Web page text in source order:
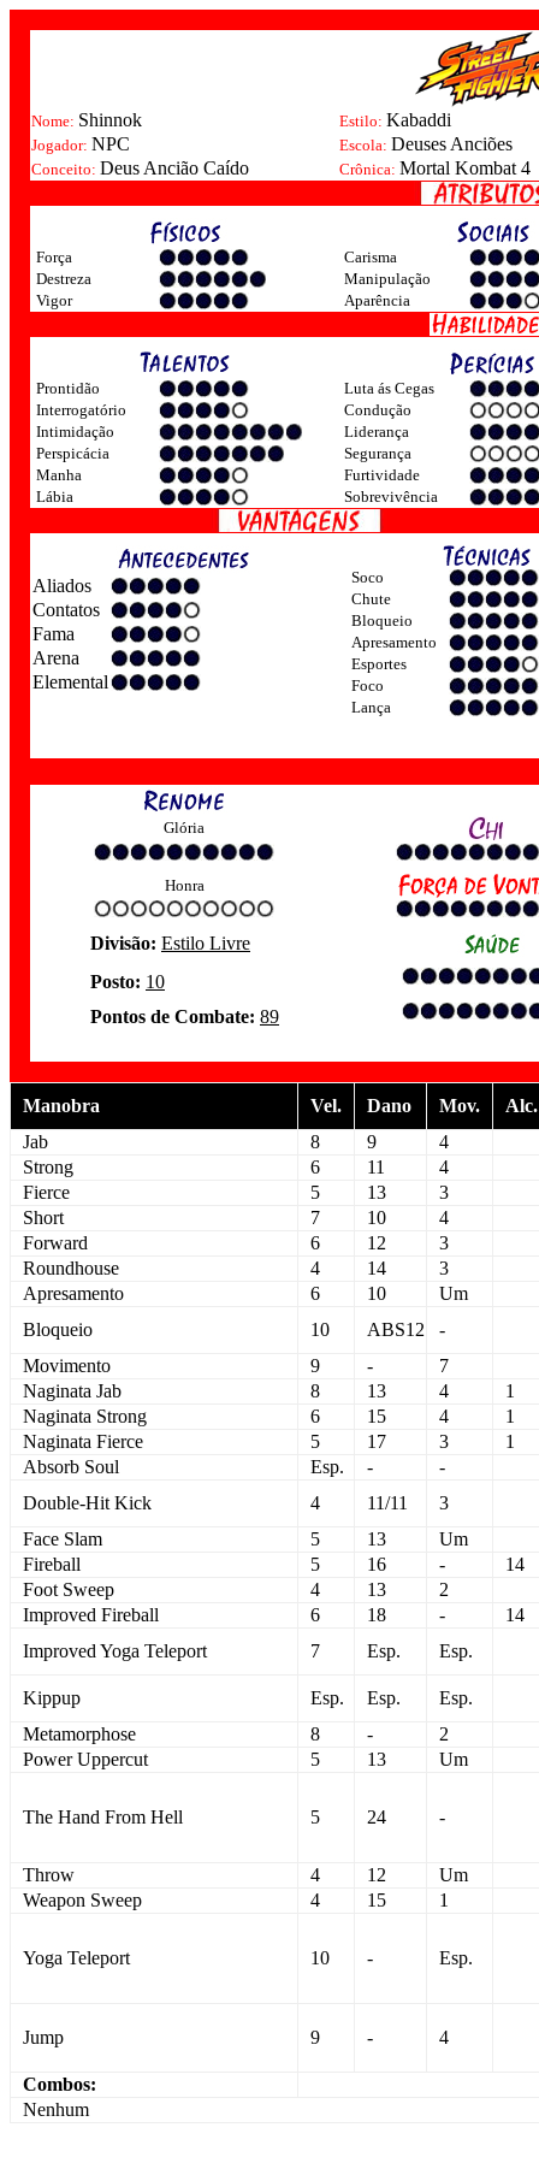
Nome: Shinnok Estilo: Kabaddi
Jogador: NPC Escola: Deuses Anciões
Conceito: Deus Ancião Caído Crônica: Mortal Kombat 4
Força
Carisma
Destreza
Manipulação
Vigor
Aparência
Prontidão
Luta ás Cegas
Interrogatório
Condução
Intimidação
Liderança
Perspicácia
Segurança
Manha
Furtividade
Lábia
Sobrevivência
Aliados
Contatos
Fama
Arena
Elemental
Soco
Chute
Bloqueio
Apresamento
Esportes
Foco
Lança
Glória
Honra
Divisão: Estilo Livre
Posto: 10
Pontos de Combate: 89
Manobra Vel. Dano Mov.
Alc.
Jab
8 9
4
Strong
6 11
4
Fierce
5 13
3
Short
7 10
4
Forward
6 12
3
Roundhouse
4 14
3
Apresamento
6 10
Um
Bloqueio
10 ABS12
-
Movimento
9 -
7
Naginata Jab
8 13 4
1
Naginata Strong
6 15 4
1
Naginata Fierce
5 17 3
1
Absorb Soul
Esp. -
-
Double-Hit Kick
4 11/11
3
Face Slam
5 13
Um
Fireball
5 16 -
14
Foot Sweep
4 13
2
Improved Fireball
6 18 -
14
Improved Yoga Teleport
7 Esp. Esp.
Kippup Esp. Esp.
Esp.
Metamorphose
8 -
2
Power Uppercut
5 13 Um
The Hand From Hell 5 24 -
Throw 4 12
Um
Weapon Sweep
4 15 1
Yoga Teleport 10 - Esp.
Jump 9 - 4
Combos:
Nenhum